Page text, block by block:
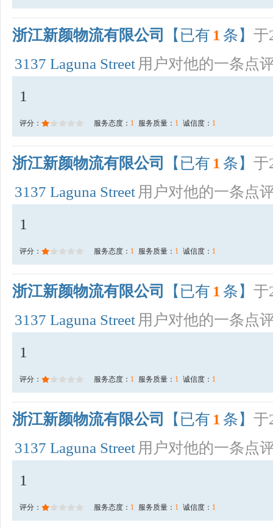
浙江新颜物流有限公司 【已有 1 条】 于
3137 Laguna Street 用户对他的一条点
1
评分： 服务态度： 1 服务质量： 1 诚信度： 1
浙江新颜物流有限公司 【已有 1 条】 于
3137 Laguna Street 用户对他的一条点
1
评分： 服务态度： 1 服务质量： 1 诚信度： 1
浙江新颜物流有限公司 【已有 1 条】 于
3137 Laguna Street 用户对他的一条点
1
评分： 服务态度： 1 服务质量： 1 诚信度： 1
浙江新颜物流有限公司 【已有 1 条】 于
3137 Laguna Street 用户对他的一条点
1
评分： 服务态度： 1 服务质量： 1 诚信度： 1